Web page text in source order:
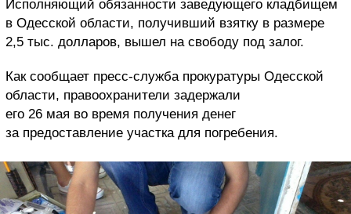
Исполняющий обязанности заведующего кладбищем
в Одесской области, получивший взятку в размере
2,5 тыс. долларов, вышел на свободу под залог.
Как сообщает пресс-служба прокуратуры Одесской
области, правоохранители задержали
его 26 мая во время получения денег
за предоставление участка для погребения.